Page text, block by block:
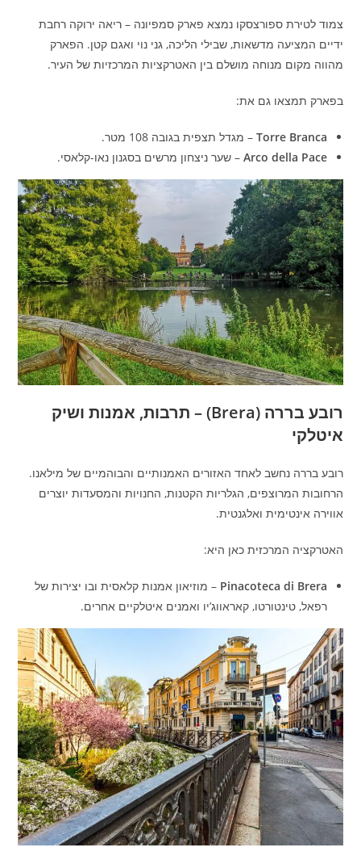
צמוד לטירת ספורצסקו נמצא פארק סמפיונה – ריאה ירוקה רחבת
ידיים המציעה מדשאות, שבילי הליכה, גני נוי ואגם קטן. הפארק
מהווה מקום מנוחה מושלם בין האטרקציות המרכזיות של העיר.
בפארק תמצאו גם את:
Torre Branca – מגדל תצפית בגובה 108 מטר.
Arco della Pace – שער ניצחון מרשים בסגנון נאו-קלאסי.
רובע בררה (Brera) – תרבות, אמנות ושיק
איטלקי
רובע בררה נחשב לאחד האזורים האמנותיים והבוהמיים של מילאנו.
הרחובות המרוצפים, הגלריות הקטנות, החנויות והמסעדות יוצרים
אווירה אינטימית ואלגנטית.
האטרקציה המרכזית כאן היא:
Pinacoteca di Brera – מוזיאון אמנות קלאסית ובו יצירות של
רפאל, טינטורטו, קאראווג’יו ואמנים איטלקיים אחרים.